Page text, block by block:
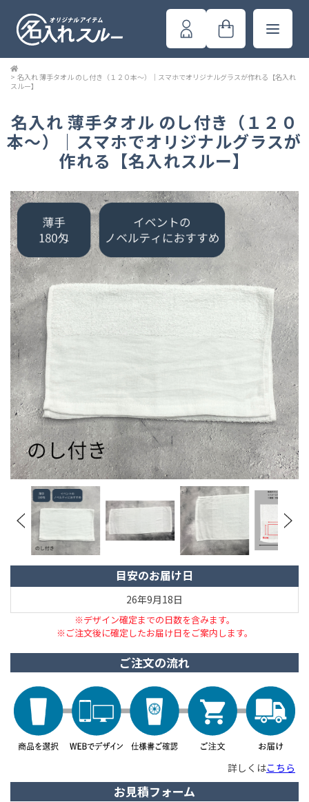
> 名入れ 薄手タオル のし付き（１２０本～）｜スマホでオリジナルグラスが作れる【名入れ
スルー】
名入れ 薄手タオル のし付き（１２０
本～）｜スマホでオリジナルグラスが
作れる【名入れスルー】
目安のお届け日
26年9月18日
※デザイン確定までの日数を含みます。
※ご注文後に確定したお届け日をご案内します。
ご注文の流れ
詳しくはこちら
お見積フォーム